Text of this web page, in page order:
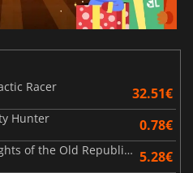
Racer
32.51€
Hunter 0.78€
STAR WARS Knights of the Old Republic Bundle 5.28€